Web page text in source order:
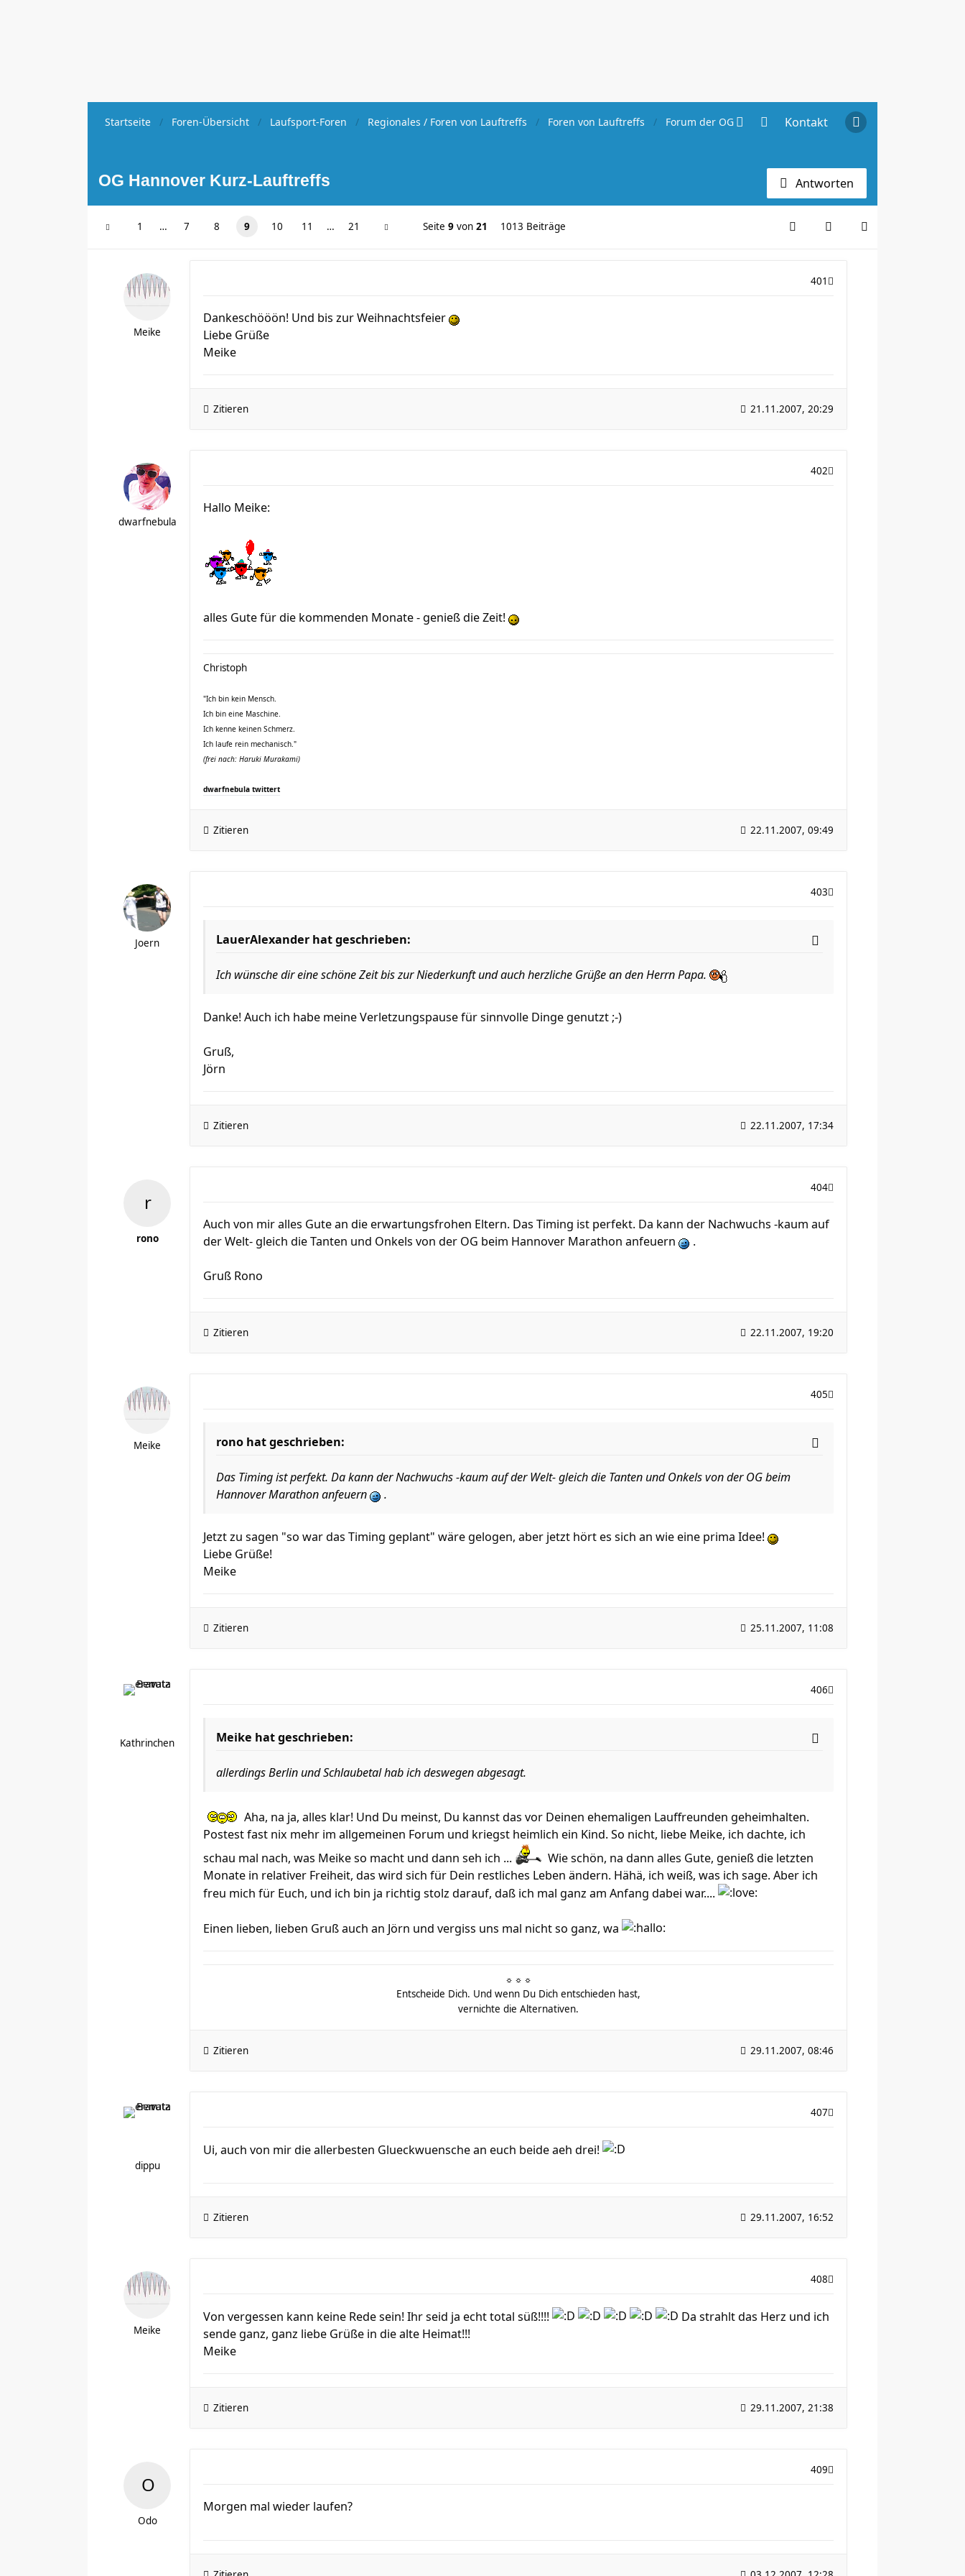
Kontakt
Startseite Foren-Übersicht Laufsport-Foren Regionales / Foren von Lauftreffs Foren von Lauftreffs Forum der OG Hannover
OG Hannover Kurz-Lauftreffs Antworten
1 … 7 8 9 10 11 … 21 Seite 9 von 21 1013 Beiträge
Meike
401
Dankeschööön! Und bis zur Weihnachtsfeier
Liebe Grüße
Meike
Zitieren 21.11.2007, 20:29
dwarfnebula
402
Hallo Meike:
alles Gute für die kommenden Monate - genieß die Zeit!
Christoph
"Ich bin kein Mensch.
Ich bin eine Maschine.
Ich kenne keinen Schmerz.
Ich laufe rein mechanisch."
(frei nach: Haruki Murakami)
dwarfnebula twittert
Zitieren 22.11.2007, 09:49
Joern
403
LauerAlexander hat geschrieben:
Ich wünsche dir eine schöne Zeit bis zur Niederkunft und auch herzliche Grüße an den Herrn Papa.
Danke! Auch ich habe meine Verletzungspause für sinnvolle Dinge genutzt ;-)
Gruß,
Jörn
Zitieren 22.11.2007, 17:34
rono
404
Auch von mir alles Gute an die erwartungsfrohen Eltern. Das Timing ist perfekt. Da kann der Nachwuchs -kaum auf
der Welt- gleich die Tanten und Onkels von der OG beim Hannover Marathon anfeuern
.
Gruß Rono
Zitieren 22.11.2007, 19:20
Meike
405
rono hat geschrieben:
Das Timing ist perfekt. Da kann der Nachwuchs -kaum auf der Welt- gleich die Tanten und Onkels von der OG beim
Hannover Marathon anfeuern
.
Jetzt zu sagen "so war das Timing geplant" wäre gelogen, aber jetzt hört es sich an wie eine prima Idee!
Liebe Grüße!
Meike
Zitieren 25.11.2007, 11:08
Kathrinchen
406
Meike hat geschrieben:
allerdings Berlin und Schlaubetal hab ich deswegen abgesagt.
Aha, na ja, alles klar! Und Du meinst, Du kannst das vor Deinen ehemaligen Lauffreunden geheimhalten.
Postest fast nix mehr im allgemeinen Forum und kriegst heimlich ein Kind. So nicht, liebe Meike, ich dachte, ich
schau mal nach, was Meike so macht und dann seh ich ...
Wie schön, na dann alles Gute, genieß die letzten
Monate in relativer Freiheit, das wird sich für Dein restliches Leben ändern. Hähä, ich weiß, was ich sage. Aber ich
freu mich für Euch, und ich bin ja richtig stolz darauf, daß ich mal ganz am Anfang dabei war....
Einen lieben, lieben Gruß auch an Jörn und vergiss uns mal nicht so ganz, wa
☼ ☼ ☼
Entscheide Dich. Und wenn Du Dich entschieden hast,
vernichte die Alternativen.
Zitieren 29.11.2007, 08:46
dippu
407
Ui, auch von mir die allerbesten Glueckwuensche an euch beide aeh drei!
Zitieren 29.11.2007, 16:52
Meike
408
Von vergessen kann keine Rede sein! Ihr seid ja echt total süß!!!!
Da strahlt das Herz und ich
sende ganz, ganz liebe Grüße in die alte Heimat!!!
Meike
Zitieren 29.11.2007, 21:38
Odo
409
Morgen mal wieder laufen?